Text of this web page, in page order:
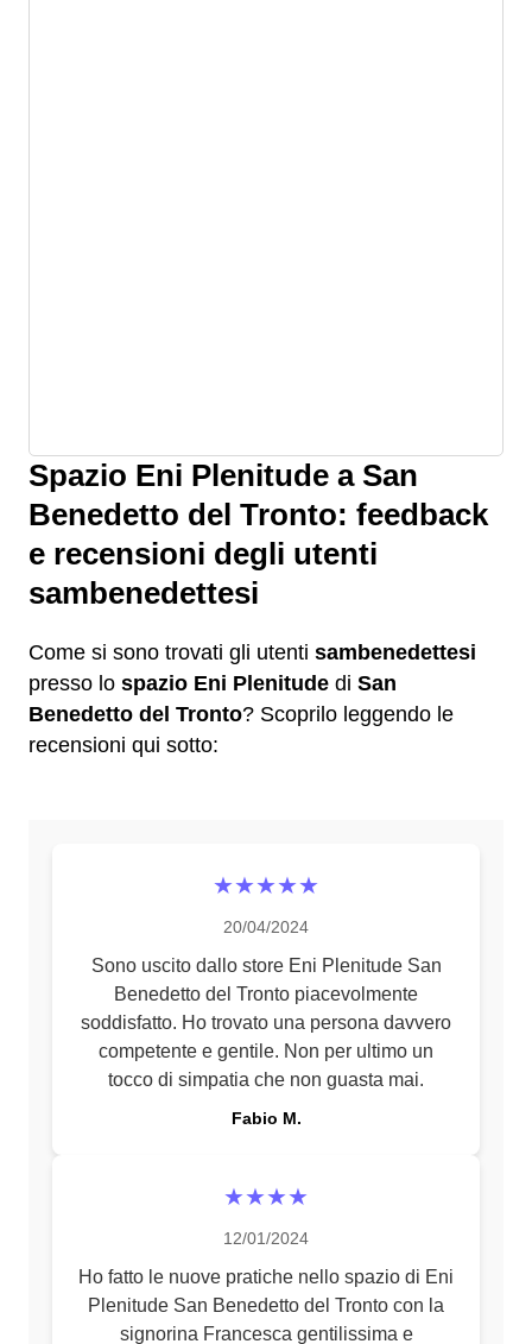
Spazio Eni Plenitude a San
Benedetto del Tronto: feedback
e recensioni degli utenti
sambenedettesi
Come si sono trovati gli utenti sambenedettesi
presso lo spazio Eni Plenitude di San
Benedetto del Tronto? Scoprilo leggendo le
recensioni qui sotto:
★★★★★
20/04/2024
Sono uscito dallo store Eni Plenitude San
Benedetto del Tronto piacevolmente
soddisfatto. Ho trovato una persona davvero
competente e gentile. Non per ultimo un
tocco di simpatia che non guasta mai.
Fabio M.
★★★★
12/01/2024
Ho fatto le nuove pratiche nello spazio di Eni
Plenitude San Benedetto del Tronto con la
signorina Francesca gentilissima e